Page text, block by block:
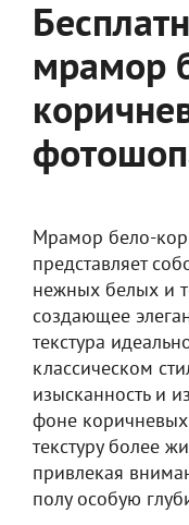
мрамор
Мрамор бело-
представляет
нежных белых и
создающее
текстура
классическом
изысканность и
фоне
текстуру более
привлекая
полу особую